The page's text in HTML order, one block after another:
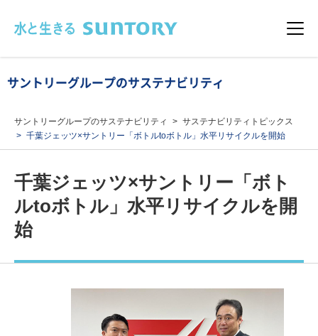
メニュ
サントリーグループのサステナビリティ
サントリーグループのサステナビリティ
サステナビリティトピックス
千葉ジェッツ×サントリー「ボトルtoボトル」水平リサイクルを開始
千葉ジェッツ×サントリー「ボト
ルtoボトル」水平リサイクルを開
始